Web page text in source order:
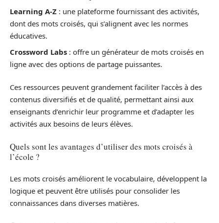
Learning A-Z : une plateforme fournissant des activités,
dont des mots croisés, qui s’alignent avec les normes
éducatives.
Crossword Labs : offre un générateur de mots croisés en
ligne avec des options de partage puissantes.
Ces ressources peuvent grandement faciliter l’accès à des
contenus diversifiés et de qualité, permettant ainsi aux
enseignants d’enrichir leur programme et d’adapter les
activités aux besoins de leurs élèves.
Quels sont les avantages d’utiliser des mots croisés à
l’école ?
Les mots croisés améliorent le vocabulaire, développent la
logique et peuvent être utilisés pour consolider les
connaissances dans diverses matières.